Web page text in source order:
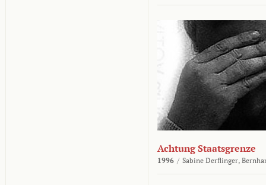
Achtung Staatsgrenze
1996 / Sabine Derflinger,